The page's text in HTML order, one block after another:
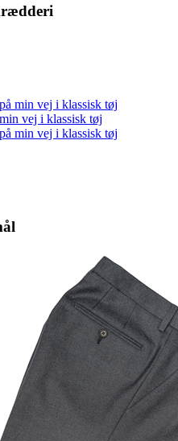
min vej i klassisk tøj
vej i klassisk tøj
min vej i klassisk tøj